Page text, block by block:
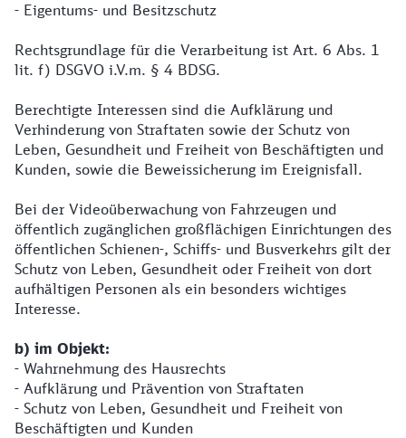
- Eigentums- und Besitzschutz
Rechtsgrundlage für die Verarbeitung ist Art. 6 Abs. 1
lit. f) DSGVO i.V.m. § 4 BDSG.
Berechtigte Interessen sind die Aufklärung und
Verhinderung von Straftaten sowie der Schutz von
Leben, Gesundheit und Freiheit von Beschäftigten und
Kunden, sowie die Beweissicherung im Ereignisfall.
Bei der Videoüberwachung von Fahrzeugen und
öffentlich zugänglichen großflächigen Einrichtungen des
öffentlichen Schienen-, Schiffs- und Busverkehrs gilt der
Schutz von Leben, Gesundheit oder Freiheit von dort
aufhältigen Personen als ein besonders wichtiges
Interesse.
b) im Objekt:
- Wahrnehmung des Hausrechts
- Aufklärung und Prävention von Straftaten
- Schutz von Leben, Gesundheit und Freiheit von
Beschäftigten und Kunden